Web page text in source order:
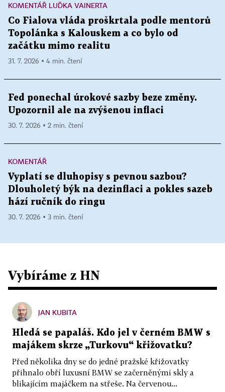
KOMENTÁŘ LUĎKA VAINERTA
Co Fialova vláda proškrtala podle mentorů
Topolánka s Kalouskem a co bylo od
začátku mimo realitu
31. 7. 2026 ▪ 4 min. čtení
Fed ponechal úrokové sazby beze změny.
Upozornil ale na zvýšenou inflaci
30. 7. 2026 ▪ 2 min. čtení
KOMENTÁŘ
Vyplatí se dluhopisy s pevnou sazbou?
Dlouholetý býk na dezinflaci a pokles sazeb
hází ručník do ringu
30. 7. 2026 ▪ 3 min. čtení
Vybíráme z HN
JAN KUBITA
Hledá se papaláš. Kdo jel v černém BMW s
majákem skrze „Turkovu“ křižovatku?
Před několika dny se do jedné pražské křižovatky
přihnalo obří luxusní BMW se začerněnými skly a
blikajícím majáčkem na střeše. Na červenou...